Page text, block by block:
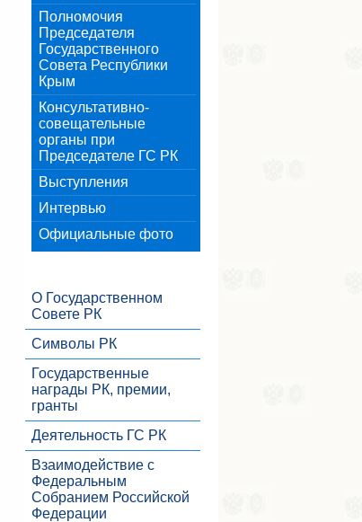
Полномочия
Председателя
Государственного
Совета Республики
Крым
Консультативно-
совещательные
органы при
Председателе ГС РК
Выступления
Интервью
Официальные фото
О Государственном
Совете РК
Символы РК
Государственные
награды РК, премии,
гранты
Деятельность ГС РК
Взаимодействие с
Федеральным
Собранием Российской
Федерации